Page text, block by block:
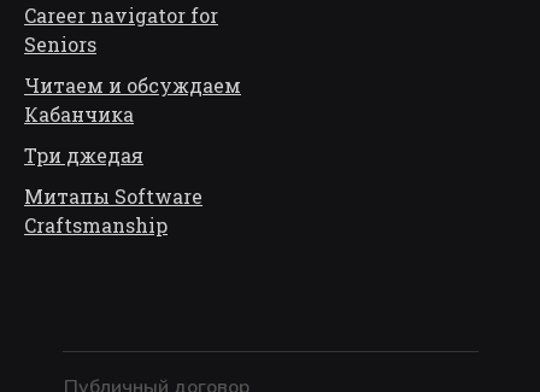
Career navigator for
Seniors
Читаем и обсуждаем
Кабанчика
Три джедая
Митапы Software
Craftsmanship